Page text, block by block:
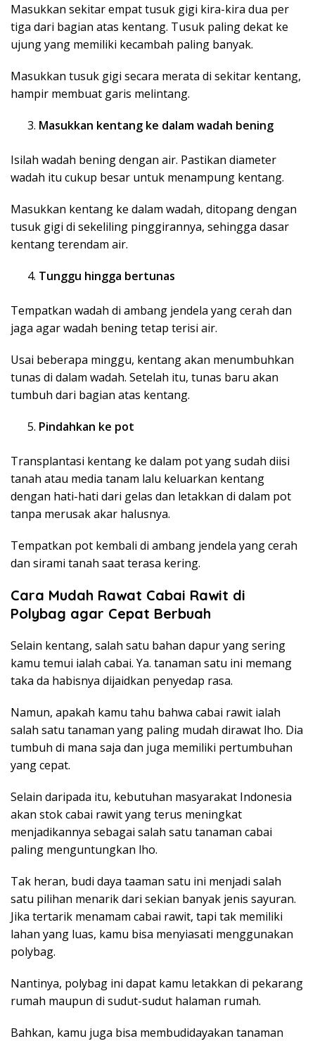
Masukkan sekitar empat tusuk gigi kira-kira dua per
tiga dari bagian atas kentang. Tusuk paling dekat ke
ujung yang memiliki kecambah paling banyak.
Masukkan tusuk gigi secara merata di sekitar kentang,
hampir membuat garis melintang.
Masukkan kentang ke dalam wadah bening
Isilah wadah bening dengan air. Pastikan diameter
wadah itu cukup besar untuk menampung kentang.
Masukkan kentang ke dalam wadah, ditopang dengan
tusuk gigi di sekeliling pinggirannya, sehingga dasar
kentang terendam air.
Tunggu hingga bertunas
Tempatkan wadah di ambang jendela yang cerah dan
jaga agar wadah bening tetap terisi air.
Usai beberapa minggu, kentang akan menumbuhkan
tunas di dalam wadah. Setelah itu, tunas baru akan
tumbuh dari bagian atas kentang.
Pindahkan ke pot
Transplantasi kentang ke dalam pot yang sudah diisi
tanah atau media tanam lalu keluarkan kentang
dengan hati-hati dari gelas dan letakkan di dalam pot
tanpa merusak akar halusnya.
Tempatkan pot kembali di ambang jendela yang cerah
dan sirami tanah saat terasa kering.
Cara Mudah Rawat Cabai Rawit di
Polybag agar Cepat Berbuah
Selain kentang, salah satu bahan dapur yang sering
kamu temui ialah cabai. Ya. tanaman satu ini memang
taka da habisnya dijaidkan penyedap rasa.
Namun, apakah kamu tahu bahwa cabai rawit ialah
salah satu tanaman yang paling mudah dirawat lho. Dia
tumbuh di mana saja dan juga memiliki pertumbuhan
yang cepat.
Selain daripada itu, kebutuhan masyarakat Indonesia
akan stok cabai rawit yang terus meningkat
menjadikannya sebagai salah satu tanaman cabai
paling menguntungkan lho.
Tak heran, budi daya taaman satu ini menjadi salah
satu pilihan menarik dari sekian banyak jenis sayuran.
Jika tertarik menamam cabai rawit, tapi tak memiliki
lahan yang luas, kamu bisa menyiasati menggunakan
polybag.
Nantinya, polybag ini dapat kamu letakkan di pekarang
rumah maupun di sudut-sudut halaman rumah.
Bahkan, kamu juga bisa membudidayakan tanaman